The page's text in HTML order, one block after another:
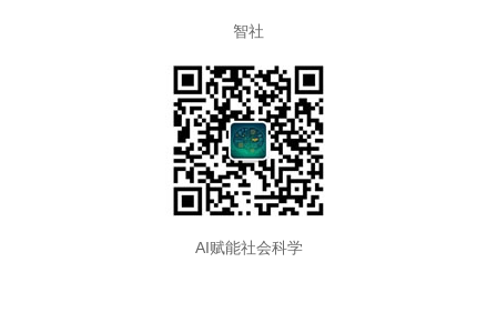
智社
AI赋能社会科学